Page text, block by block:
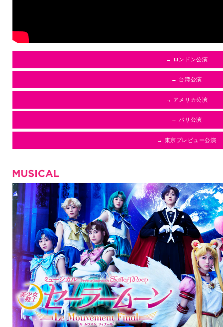
→ ロンドン公演
→ 台湾公演
→ アメリカ公演
→ パリ公演
→ 東京プレビュー公演